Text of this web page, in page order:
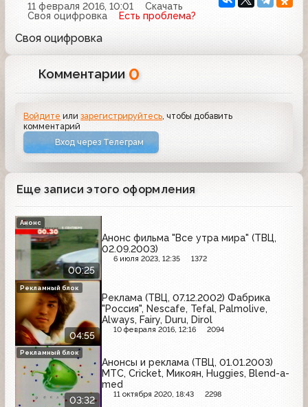
11 февраля 2016, 10:01
Скачать
Своя оцифровка
Есть проблема?
Своя оцифровка
Комментарии 0
Войдите илизарегистрируйтесь, чтобы добавить
комментарий
Вход через Телеграм
Еще записи этого оформления
00:25
Анонс фильма "Все утра мира" (ТВЦ,
02.09.2003)
6 июля 2023, 12:35 1372
Анонс
04:55
Реклама (ТВЦ, 07.12.2002) Фабрика
"Россия", Nescafe, Tefal, Palmolive,
Always, Fairy, Duru, Dirol
10 февраля 2016, 12:16 2094
Рекламный блок
03:32
Анонсы и реклама (ТВЦ, 01.01.2003)
МТС, Cricket, Микоян, Huggies, Blend-a-
med
11 октября 2020, 18:43 2298
Рекламный блок